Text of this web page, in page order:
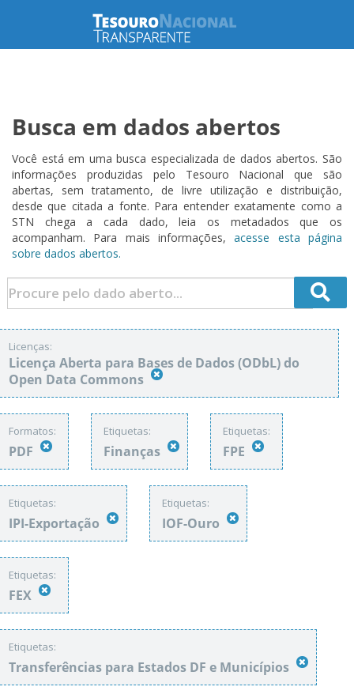
Busca em dados abertos
Você está em uma busca especializada de dados abertos. São
informações produzidas pelo Tesouro Nacional que são
abertas, sem tratamento, de livre utilização e distribuição,
desde que citada a fonte. Para entender exatamente como a
STN chega a cada dado, leia os metadados que os
acompanham. Para mais informações,acesse esta página
sobre dados abertos.
Licenças:
Licença Aberta para Bases de Dados (ODbL) do
Open Data Commons
Formatos:
PDF
Etiquetas:
Finanças
Etiquetas:
FPE
Etiquetas:
IPI-Exportação
Etiquetas:
IOF-Ouro
Etiquetas:
FEX
Etiquetas:
Transferências para Estados DF e Municípios